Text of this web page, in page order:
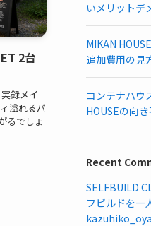
2台
録メイ
溢れるパ
るでしょ
いメリットデ
MIKAN
追加費用の見
コンテナハウ
HOUSEの向
Recent
SELFBUILD
フビルドを一
kazuhiko_oya